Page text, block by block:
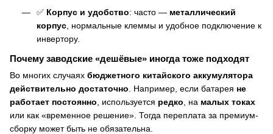
✅ Корпус и удобство: часто — металлический
корпус , нормальные клеммы и удобное подключение к
инвертору.
Почему заводские «дешёвые» иногда тоже подходят
Во многих случаях бюджетного китайского аккумулятора
действительно достаточно . Например, если батарея не
работает постоянно , используется редко , на малых токах
или как «временное решение». Тогда переплата за премиум-
сборку может быть не обязательна.